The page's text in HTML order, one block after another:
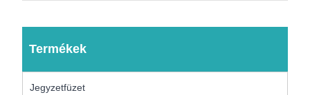
Termékek
Jegyzetfüzet